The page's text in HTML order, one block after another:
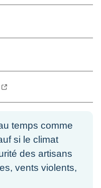
temps comme
si le climat
des artisans
vents violents,